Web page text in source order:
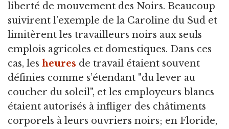
liberté de mouvement des Noirs. Beaucoup
suivirent l’exemple de la Caroline du Sud et
limitèrent les travailleurs noirs aux seuls
emplois agricoles et domestiques. Dans ces
cas, les heures de travail étaient souvent
définies comme s’étendant "du lever au
coucher du soleil", et les employeurs blancs
étaient autorisés à infliger des châtiments
corporels à leurs ouvriers noirs; en Floride,